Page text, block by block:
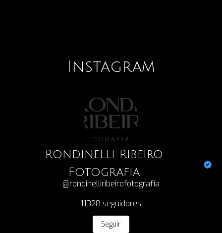
Instagram
Rondinelli Ribeiro
Fotografia
@rondinelliribeirofotografia
11328 seguidores
Seguir